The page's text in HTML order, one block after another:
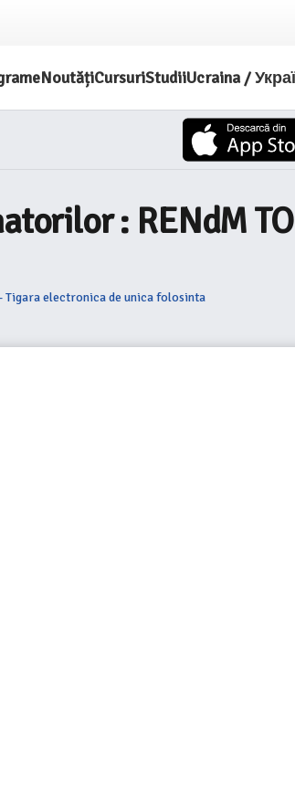
NoutățiCursuriStudiiUcraina /
: RENdM
Tigara electronica de unica folosinta